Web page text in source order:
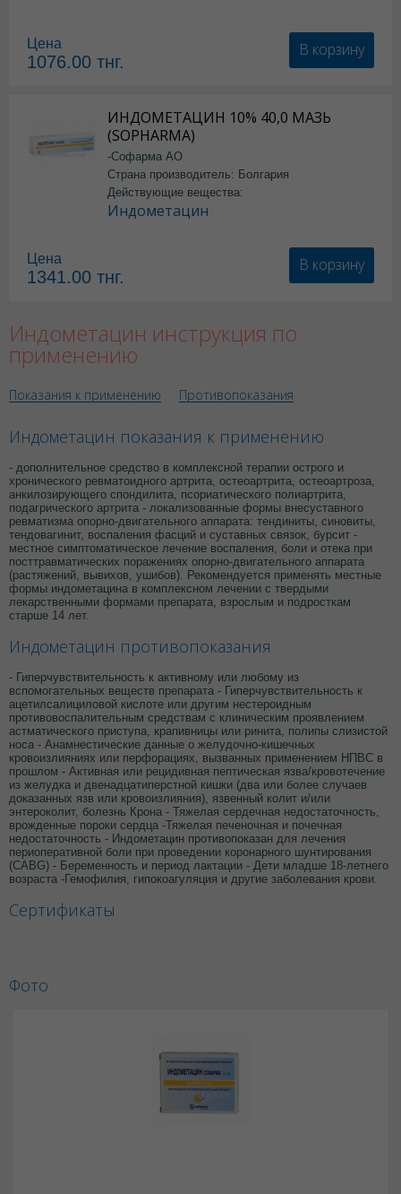
Цена
1076.00 тнг.
В корзину
ИНДОМЕТАЦИН 10% 40,0 МАЗЬ
(SOPHARMA)
-Софарма АО
Страна производитель: Болгария
Действующие вещества:
Индометацин
Цена
1341.00 тнг.
В корзину
Индометацин инструкция по
применению
Показания к применению Противопоказания
Индометацин показания к применению
- дополнительное средство в комплексной терапии острого и
хронического ревматоидного артрита, остеоартрита, остеоартроза,
анкилозирующего спондилита, псориатического полиартрита,
подагрического артрита - локализованные формы внесуставного
ревматизма опорно-двигательного аппарата: тендиниты, синовиты,
тендовагинит, воспаления фасций и суставных связок, бурсит -
местное симптоматическое лечение воспаления, боли и отека при
посттравматических поражениях опорно-двигательного аппарата
(растяжений, вывихов, ушибов). Рекомендуется применять местные
формы индометацина в комплексном лечении с твердыми
лекарственными формами препарата, взрослым и подросткам
старше 14 лет.
Индометацин противопоказания
- Гиперчувствительность к активному или любому из
вспомогательных веществ препарата - Гиперчувствительность к
ацетилсалициловой кислоте или другим нестероидным
противовоспалительным средствам с клиническим проявлением
астматического приступа, крапивницы или ринита, полипы слизистой
носа - Анамнестические данные о желудочно-кишечных
кровоизлияниях или перфорациях, вызванных применением НПВС в
прошлом - Активная или рецидивная пептическая язва/кровотечение
из желудка и двенадцатиперстной кишки (два или более случаев
доказанных язв или кровоизлияния), язвенный колит и/или
энтероколит, болезнь Крона - Тяжелая сердечная недостаточность,
врожденные пороки сердца -Тяжелая печеночная и почечная
недостаточность - Индометацин противопоказан для лечения
периоперативной боли при проведении коронарного шунтирования
(CABG) - Беременность и период лактации - Дети младше 18-летнего
возраста -Гемофилия, гипокоагуляция и другие заболевания крови.
Сертификаты
Фото